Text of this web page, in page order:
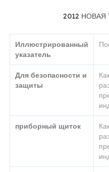
2012
Иллюстрированный
указатель
Для безопасности и
защиты
приборный щиток